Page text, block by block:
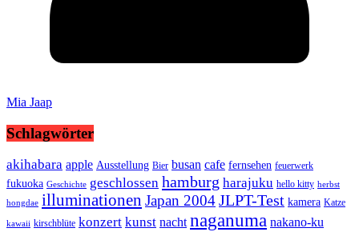
Mia Jaap
Schlagwörter
akihabara apple Ausstellung Bier busan cafe fernsehen feuerwerk
fukuoka Geschichte geschlossen hamburg harajuku hello kitty herbst
hongdae illuminationen Japan 2004JLPT-Test kamera Katze
kawaii kirschblüte konzert kunst nacht naganuma nakano-ku